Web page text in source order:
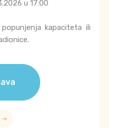
u 17:00
kapaciteta ili